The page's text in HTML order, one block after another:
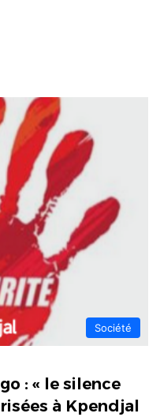
Société
: « le silence
à Kpendjal